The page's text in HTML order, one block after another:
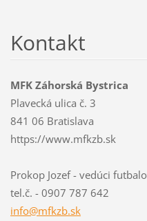
Kontakt
MFK Záhorská Bystrica
Plavecká ulica č. 3
841 06 Bratislava
https://www.mfkzb.sk
Prokop Jozef - vedúci
tel.č. - 0907 787 642
info@mfkzb.sk